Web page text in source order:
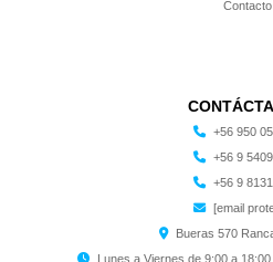
BATERIA 12V 7A ULTRACELL
RAYO LINEAL PERIMETRAL
MAGNETICO DE SUPERFICIEContacto
+56 950
+56 9
+56 9
[email
Bueras 570
Lunes a Viernes de 9:00 a